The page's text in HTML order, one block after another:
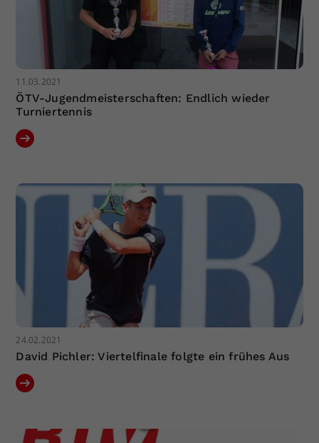
11.03.2021
ÖTV-Jugendmeisterschaften: Endlich wieder
Turniertennis
24.02.2021
David Pichler: Viertelfinale folgte ein frühes Aus